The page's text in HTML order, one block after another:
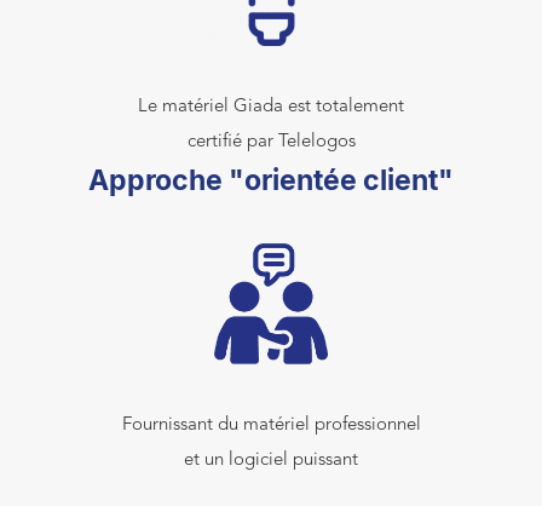
Le matériel Giada est totalement
certifié par Telelogos
Approche "orientée client"
Fournissant du matériel professionnel
et un logiciel puissant